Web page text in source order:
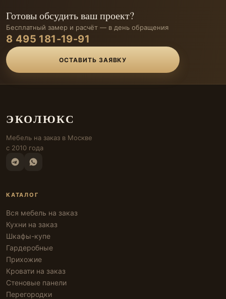
Готовы обсудить ваш проект?
Бесплатный замер и расчёт — в день обращения
8 495 181-19-91
ОСТАВИТЬ ЗАЯВКУ
ЭКОЛЮКС
Мебель на заказ в Москве
с 2010 года
КАТАЛОГ
Вся мебель на заказ
Кухни на заказ
Шкафы-купе
Гардеробные
Прихожие
Кровати на заказ
Стеновые панели
Перегородки